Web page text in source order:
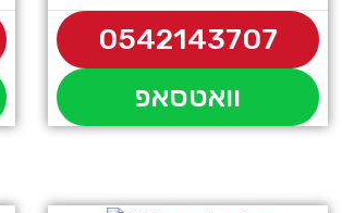
0542143707
וואטסאפ